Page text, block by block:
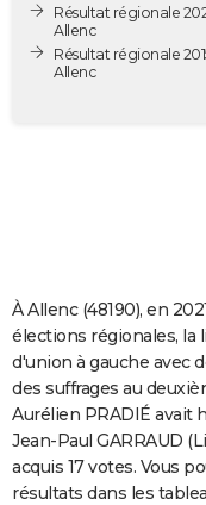
Destinations
City break
Voyage nature
Voyage de noces
Forum
PHOTO
GUIDES D'ACHAT
COPAINS D'AVANT
S'inscrire
Se connecter
Lycées
Collèges
Primaires
Universités
Entreprises
Service militaire
Avis de recherche
AVIS DE DÉCÈS
FORUM
Bricolage
Lifestyle
Culture
Auto
Television
Voyage
Cinema
Résultat régionale
Allenc
Résultat régionale
Allenc
À Allenc (48190), en
élections régionales, la
d'union à gauche avec
des suffrages au
Aurélien PRADIÉ avait
Jean-Paul GARRAUD
acquis 17 votes. Vous
résultats dans les